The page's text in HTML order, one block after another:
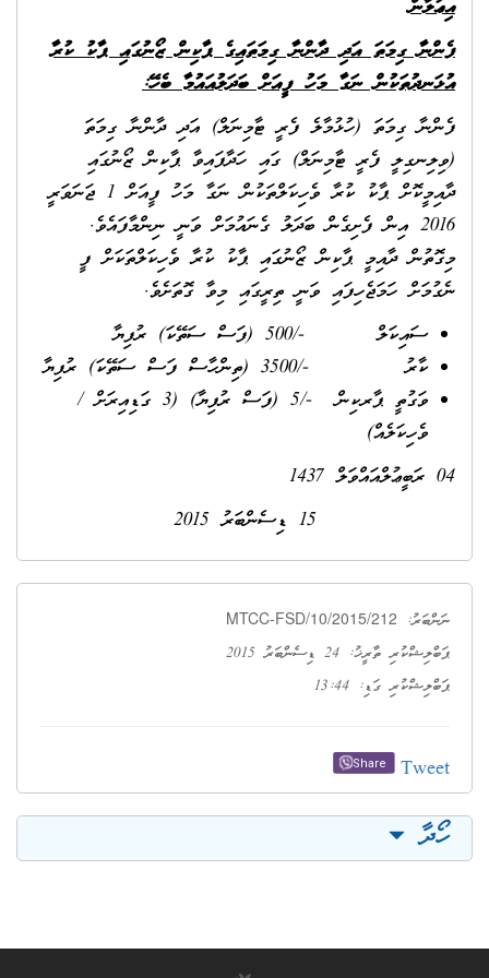
އިޢުލާން
ފެންނާ ގިމަތަ އަދި ދާންނާ ގިމަތައިގެ ޕާކިން ޒޯނުގައި ޕާކު ކުރާ
އުޅަނދުތަކުން ނަގާ މަހު ފީއަށް ބަދަލުއައުމާ ބެހޭ:
ފެންނާ ގިމަތަ (ހުޅުމާލެ ފެރީ ޓާމިނަލް) އަދި ދާންނާ ގިމަތަ
(ވިލިނގިލީ ފެރީ ޓާމިނަލް) ގައި ހަދާފައިވާ ޕާކިން ޒޯނުގައި
ދާއިމީކޮށް ޕާކު ކުރާ ވެހިކަލްތަކުން ނަގާ މަހު ފީއަށް 1 ޖަނަވަރީ
2016 އިން ފެށިގެން ބަދަލު ގެނައުމަށް ވަނީ ނިންމާފައެވެ.
މިގޮތުން ދާއިމީ ޕާކިން ޒޯނުގައި ޕާކު ކުރާ ވެހިކަލްތަކަށް ފީ
ނެގުމަށް ހަމަޖެހިފައި ވަނީ ތިރީގައި މިވާ ގޮތަށެވެ.
ސައިކަލް -/500 (ފަސް ސަތޭކަ) ރުފިޔާ
ކާރު -/3500 (ތިންހާސް ފަސް ސަތޭކަ) ރުފިޔާ
ވަގުތީ ޕާރކިން -/5 (ފަސް ރުފިޔާ) (3 ގަޑިއިރަށް /
ވެހިކަލެއް)
04 ރަބީޢުލްއައްވަލް 1437
15 ޑިސެންބަރު 2015
ނަންބަރު: MTCC-FSD/10/2015/212
ޕަބްލިޝްކުރި ތާރީޚު: 24 ޑިސެންބަރު 2015
ޕަބްލިޝްކުރި ގަޑި: 13:44
Tweet
Share
ހޯދާ